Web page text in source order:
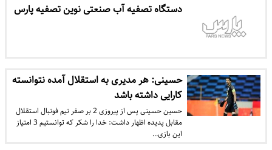
دستگاه تصفیه آب صنعتی نوین تصفیه پارس
حسینی: هر مدیری به استقلال آمده نتوانسته
کارایی داشته باشد
حسین حسینی پس از پیروزی 2 بر صفر تیم فوتبال استقلال
مقابل پدیده اظهار داشت: خدا را شکر که توانستیم 3 امتیاز
این بازی…